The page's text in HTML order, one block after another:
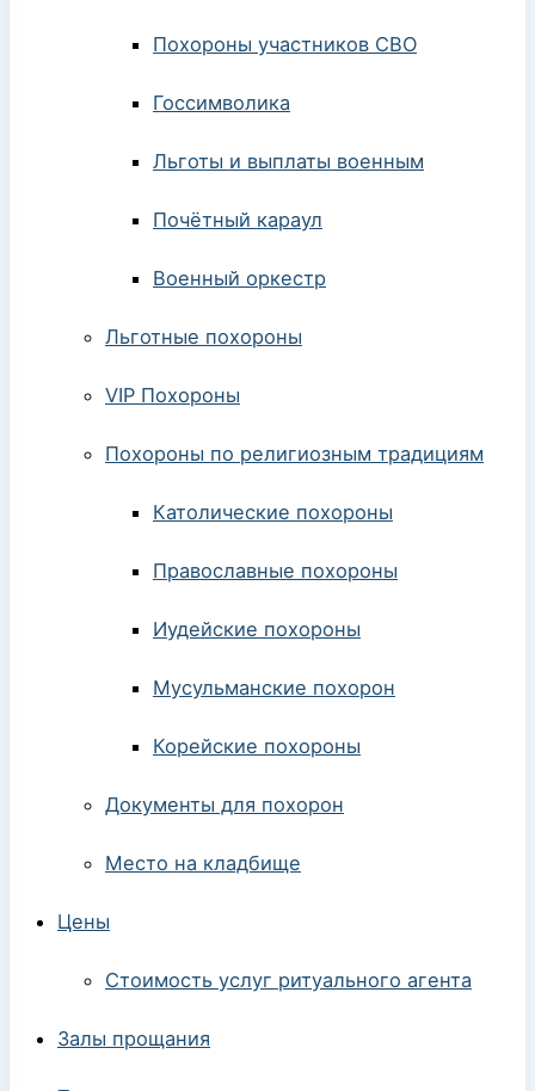
Похороны участников СВО
Госсимволика
Льготы и выплаты военным
Почётный караул
Военный оркестр
Льготные похороны
VIP Похороны
Похороны по религиозным традициям
Католические похороны
Православные похороны
Иудейские похороны
Мусульманские похорон
Корейские похороны
Документы для похорон
Место на кладбище
Цены
Стоимость услуг ритуального агента
Залы прощания